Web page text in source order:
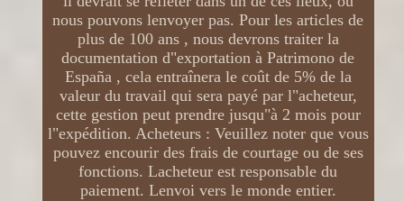
nous pouvons lenvoyer pas. Pour les articles de
plus de 100 ans , nous devrons traiter la
documentation d"exportation à Patrimono de
España , cela entraînera le coût de 5% de la
valeur du travail qui sera payé par l"acheteur,
cette gestion peut prendre jusqu"à 2 mois pour
l"expédition. Acheteurs : Veuillez noter que vous
pouvez encourir des frais de courtage ou de ses
fonctions. Lacheteur est responsable du
paiement. Lenvoi vers le monde entier.